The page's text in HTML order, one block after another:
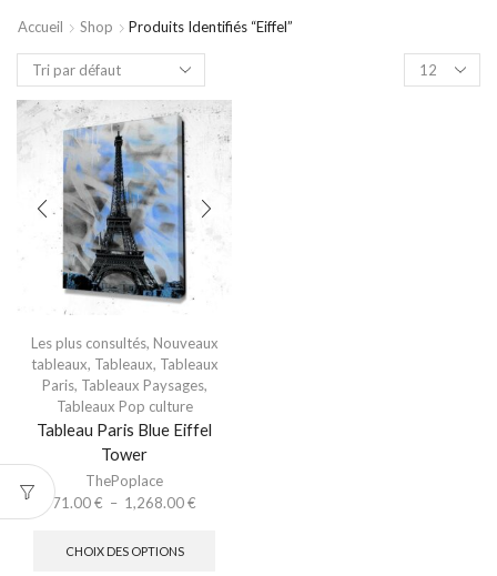
Accueil Shop Produits Identifiés “eiffel”
Les plus consultés, Nouveaux
tableaux, Tableaux, Tableaux
Paris, Tableaux Paysages,
Tableaux Pop culture
Tableau Paris Blue Eiffel
Tower
ThePoplace
71.00€ – 1,268.00€
CHOIX DES OPTIONS